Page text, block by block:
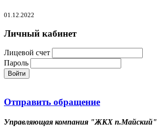
01.12.2022
Личный кабинет
Лицевой счет
Пароль
Войти
Отправить обращение
Управляющая компания "ЖКХ п.Майский"